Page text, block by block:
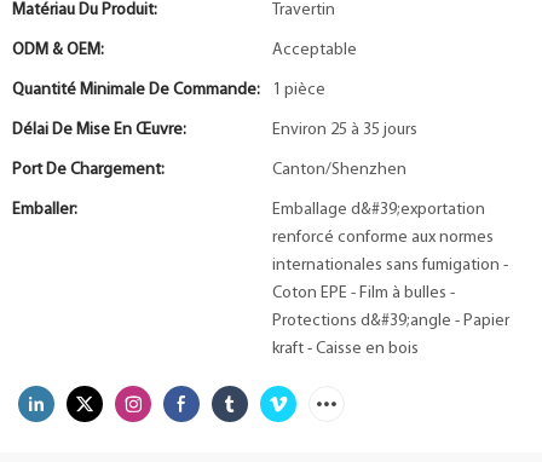
Matériau Du Produit: Travertin
ODM & OEM: Acceptable
Quantité Minimale De Commande: 1 pièce
Délai De Mise En Œuvre: Environ 25 à 35 jours
Port De Chargement: Canton/Shenzhen
Emballer:
Emballage d&#39;exportation
renforcé conforme aux normes
internationales sans fumigation -
Coton EPE - Film à bulles -
Protections d&#39;angle - Papier
kraft - Caisse en bois